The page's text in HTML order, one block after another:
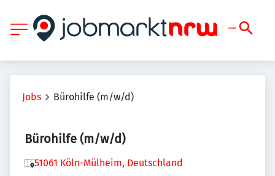
Jobs Bürohilfe (m/w/d)
Bürohilfe (m/w/d)
51061 Köln-Mülheim, Deutschland